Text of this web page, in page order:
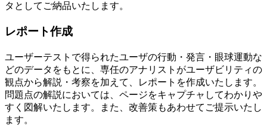
タとしてご納品いたします。
レポート作成
ユーザーテストで得られたユーザの行動・発言・眼球運動な
どのデータをもとに、専任のアナリストがユーザビリティの
観点から解説・考察を加えて、レポートを作成いたします。
問題点の解説においては、ページをキャプチャしてわかりや
すく図解いたします。また、改善策もあわせてご提示いたし
ます。